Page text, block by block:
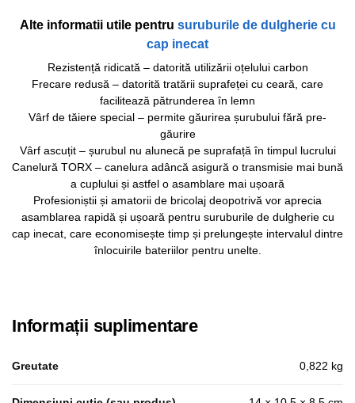
Alte informatii utile pentru suruburile de dulgherie cu
cap inecat
Rezistență ridicată – datorită utilizării oțelului carbon
Frecare redusă – datorită tratării suprafeței cu ceară, care
facilitează pătrunderea în lemn
Vârf de tăiere special – permite găurirea șurubului fără pre-
găurire
Vârf ascuțit – șurubul nu alunecă pe suprafață în timpul lucrului
Canelură TORX – canelura adâncă asigură o transmisie mai bună
a cuplului și astfel o asamblare mai ușoară
Profesioniștii și amatorii de bricolaj deopotrivă vor aprecia
asamblarea rapidă și ușoară pentru suruburile de dulgherie cu
cap inecat, care economisește timp și prelungește intervalul dintre
înlocuirile bateriilor pentru unelte.
Informații suplimentare
Greutate 0,822 kg